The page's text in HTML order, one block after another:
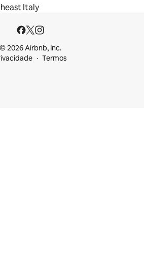
Italy
© 2026 Airbnb, Inc.
Termos